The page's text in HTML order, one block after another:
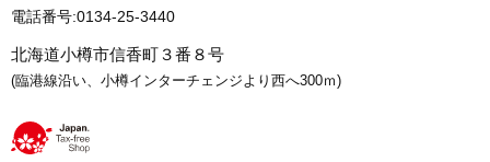
電話番号:0134-25-3440
北海道小樽市信香町３番８号
(臨港線沿い、小樽インターチェンジより西へ300ｍ)